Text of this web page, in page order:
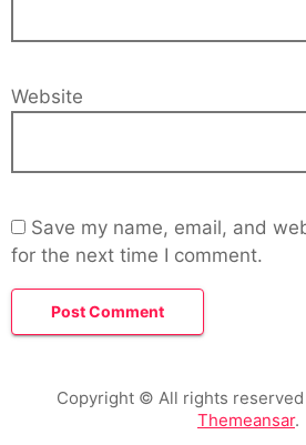
Website
Save my name, email, and
for the next time I comment.
Copyright © All rights reserved
Themeansar.